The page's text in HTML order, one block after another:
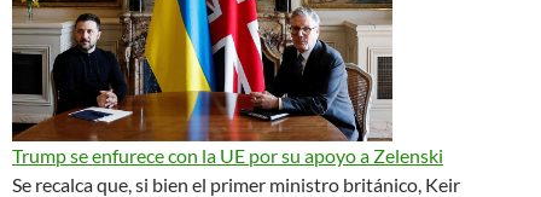
Trump se enfurece con la UE por su apoyo a Zelenski
Se recalca que, si bien el primer ministro británico, Keir